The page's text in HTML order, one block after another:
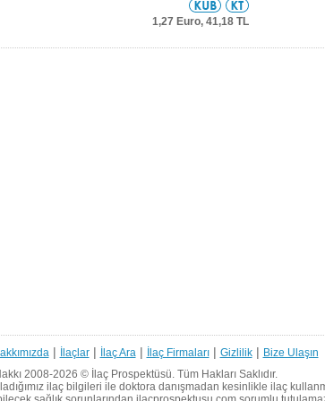
1,27 Euro, 41,18 TL
| İlaçlar| İlaç Ara | İlaç Firmaları| Gizlilik| Bize Ulaşın
2008-2026 ©
İlaç Prospektüsü. Tüm Hakları Saklıdır.
ilaç bilgileri ile doktora danışmadan kesinlikle ilaç